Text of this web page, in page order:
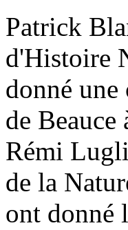
Patrick
d'Histoire
donné
de
Rémi
de la
ont donné